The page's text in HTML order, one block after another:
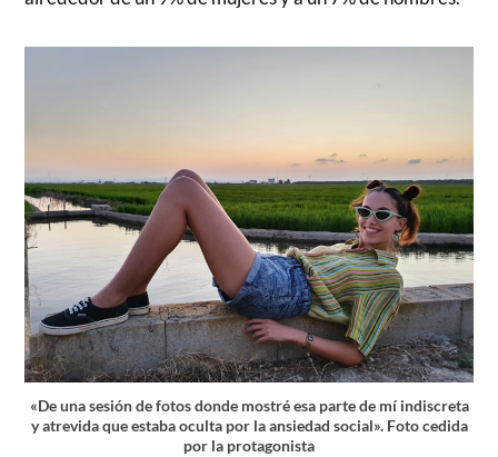
«De una sesión de fotos donde mostré esa parte de mí indiscreta
y atrevida que estaba oculta por la ansiedad social». Foto cedida
por la protagonista